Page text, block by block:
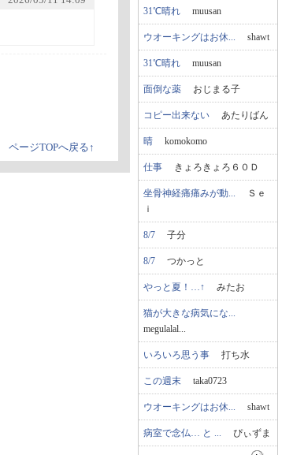
ページTOPへ戻る↑
31℃晴れ muusan
ウオーキングはお休... shawt
31℃晴れ muusan
面倒な薬 おじまる子
コピー出来ない あたりばん
晴 komokomo
仕事 きょろきょろ６０Ｄ
坐骨神経痛痛みが動... Ｓｅ
ｉ
8/7 子分
8/7 つかっと
やっと夏！…↑ みたお
猫が大きな病気にな...
megulalal...
いろいろ思う事 打ち水
この週末 taka0723
ウオーキングはお休... shawt
病室で念仏… と ... ぴぃずま